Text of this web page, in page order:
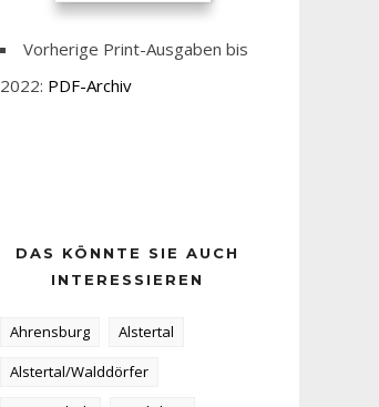
Vorherige Print-Ausgaben bis
2022: PDF-Archiv
DAS KÖNNTE SIE AUCH
INTERESSIEREN
Ahrensburg
Alstertal
Alstertal/Walddörfer